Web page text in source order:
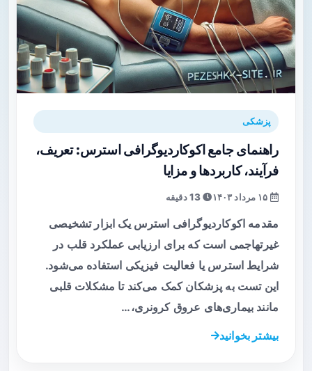
پزشکی
راهنمای جامع اکوکاردیوگرافی استرس: تعریف،
فرآیند، کاربردها و مزایا
13 دقیقه
مقدمه اکوکاردیوگرافی استرس یک ابزار تشخیصی
غیرتهاجمی است که برای ارزیابی عملکرد قلب در
شرایط استرس یا فعالیت فیزیکی استفاده می‌شود.
این تست به پزشکان کمک می‌کند تا مشکلات قلبی
مانند بیماری‌های عروق کرونری،…
بیشتر بخوانید